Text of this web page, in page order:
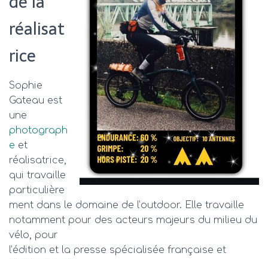
réalisat
rice
Sophie
Gateau est
une
photograph
e et
réalisatrice,
qui travaille
particulière
ment dans le domaine de l’outdoor. Elle travaille
notamment pour des acteurs majeurs du milieu du
vélo, pour
l’édition et la presse spécialisée française et